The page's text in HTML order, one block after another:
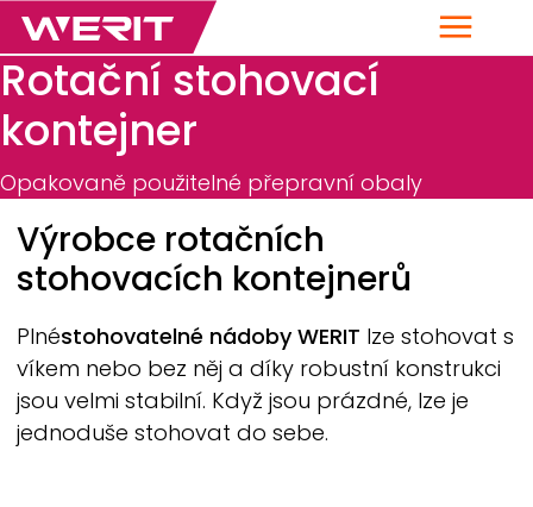
Menu
Rotační stohovací
kontejner
Opakovaně použitelné přepravní obaly
Breadcrumb
Výrobce rotačních
stohovacích kontejnerů
Plnéstohovatelné nádobyWERIT lze stohovat s
víkem nebo bez něj a díky robustní konstrukci
jsou velmi stabilní. Když jsou prázdné, lze je
jednoduše stohovat do sebe.